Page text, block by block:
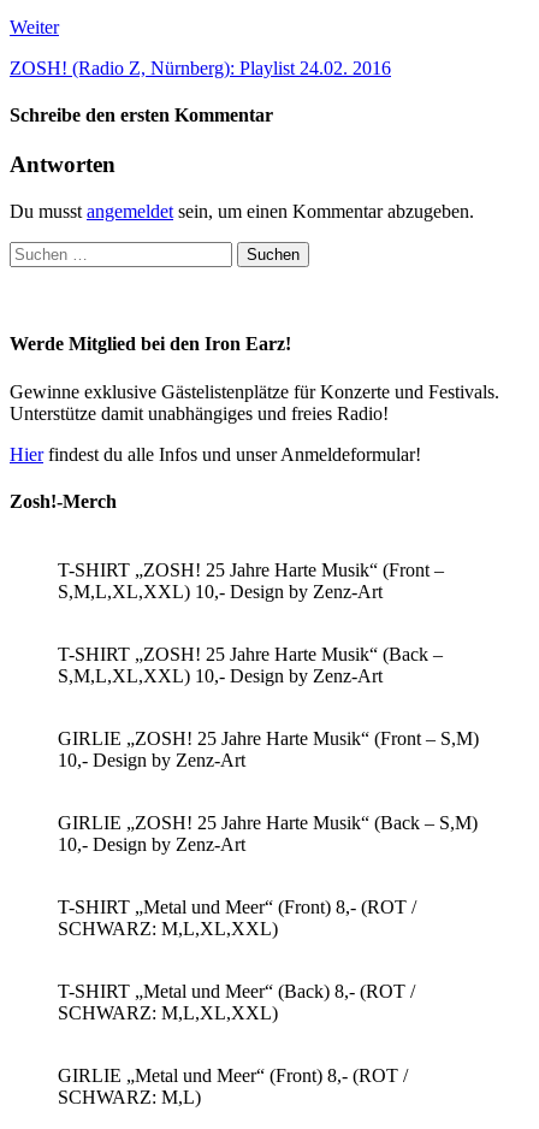
Weiter
ZOSH! (Radio Z, Nürnberg): Playlist 24.02. 2016
Schreibe den ersten Kommentar
Antworten
Du musst angemeldet sein, um einen Kommentar abzugeben.
Suchen
nach:
Werde Mitglied bei den Iron Earz!
Gewinne exklusive Gästelistenplätze für Konzerte und Festivals.
Unterstütze damit unabhängiges und freies Radio!
Hierfindest du alle Infos und unser Anmeldeformular!
Zosh!-Merch
T-SHIRT „ZOSH! 25 Jahre Harte Musik“ (Front –
S,M,L,XL,XXL) 10,- Design by Zenz-Art
T-SHIRT „ZOSH! 25 Jahre Harte Musik“ (Back –
S,M,L,XL,XXL) 10,- Design by Zenz-Art
GIRLIE „ZOSH! 25 Jahre Harte Musik“ (Front – S,M)
10,- Design by Zenz-Art
GIRLIE „ZOSH! 25 Jahre Harte Musik“ (Back – S,M)
10,- Design by Zenz-Art
T-SHIRT „Metal und Meer“ (Front) 8,- (ROT /
SCHWARZ: M,L,XL,XXL)
T-SHIRT „Metal und Meer“ (Back) 8,- (ROT /
SCHWARZ: M,L,XL,XXL)
GIRLIE „Metal und Meer“ (Front) 8,- (ROT /
SCHWARZ: M,L)